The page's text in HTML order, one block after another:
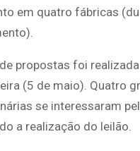
em quatro fábricas
propostas foi
(5 de maio). Quatro
se interessaram
a realização do leilão.